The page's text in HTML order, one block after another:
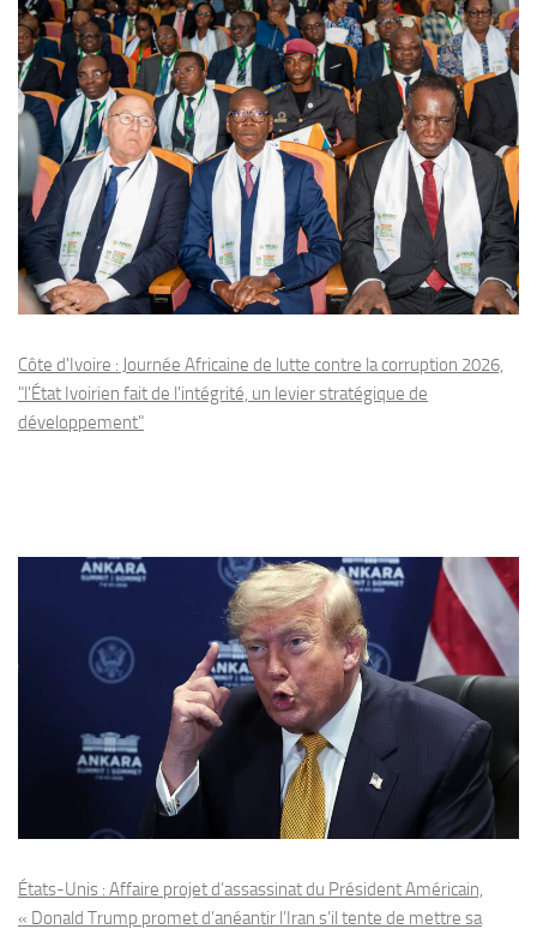
Côte d'Ivoire : Journée Africaine de lutte contre la corruption 2026,
"l'État Ivoirien fait de l'intégrité, un levier stratégique de
développement"
États-Unis : Affaire projet d’assassinat du Président Américain,
« Donald Trump promet d’anéantir l’Iran s’il tente de mettre sa